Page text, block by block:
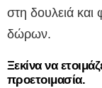
στη δουλειά και
δώρων.
Ξεκίνα να
προετοιμασία.